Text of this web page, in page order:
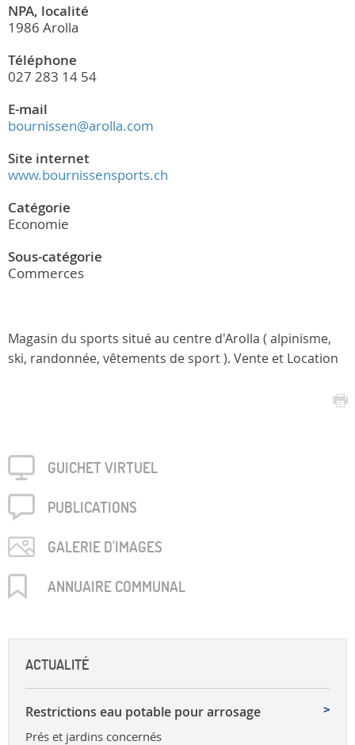
NPA, localité
1986 Arolla
Téléphone
027 283 14 54
E-mail
bournissen@arolla.com
Site internet
www.bournissensports.ch
Catégorie
Economie
Sous-catégorie
Commerces
Magasin du sports situé au centre d'Arolla ( alpinisme,
ski, randonnée, vêtements de sport ). Vente et Location
GUICHET VIRTUEL
PUBLICA­TIONS
GALERIE D'IMAGES
ANNUAIRE COMMUNAL
ACTUALITÉ
Restrictions eau potable pour arrosage
Prés et jardins concernés